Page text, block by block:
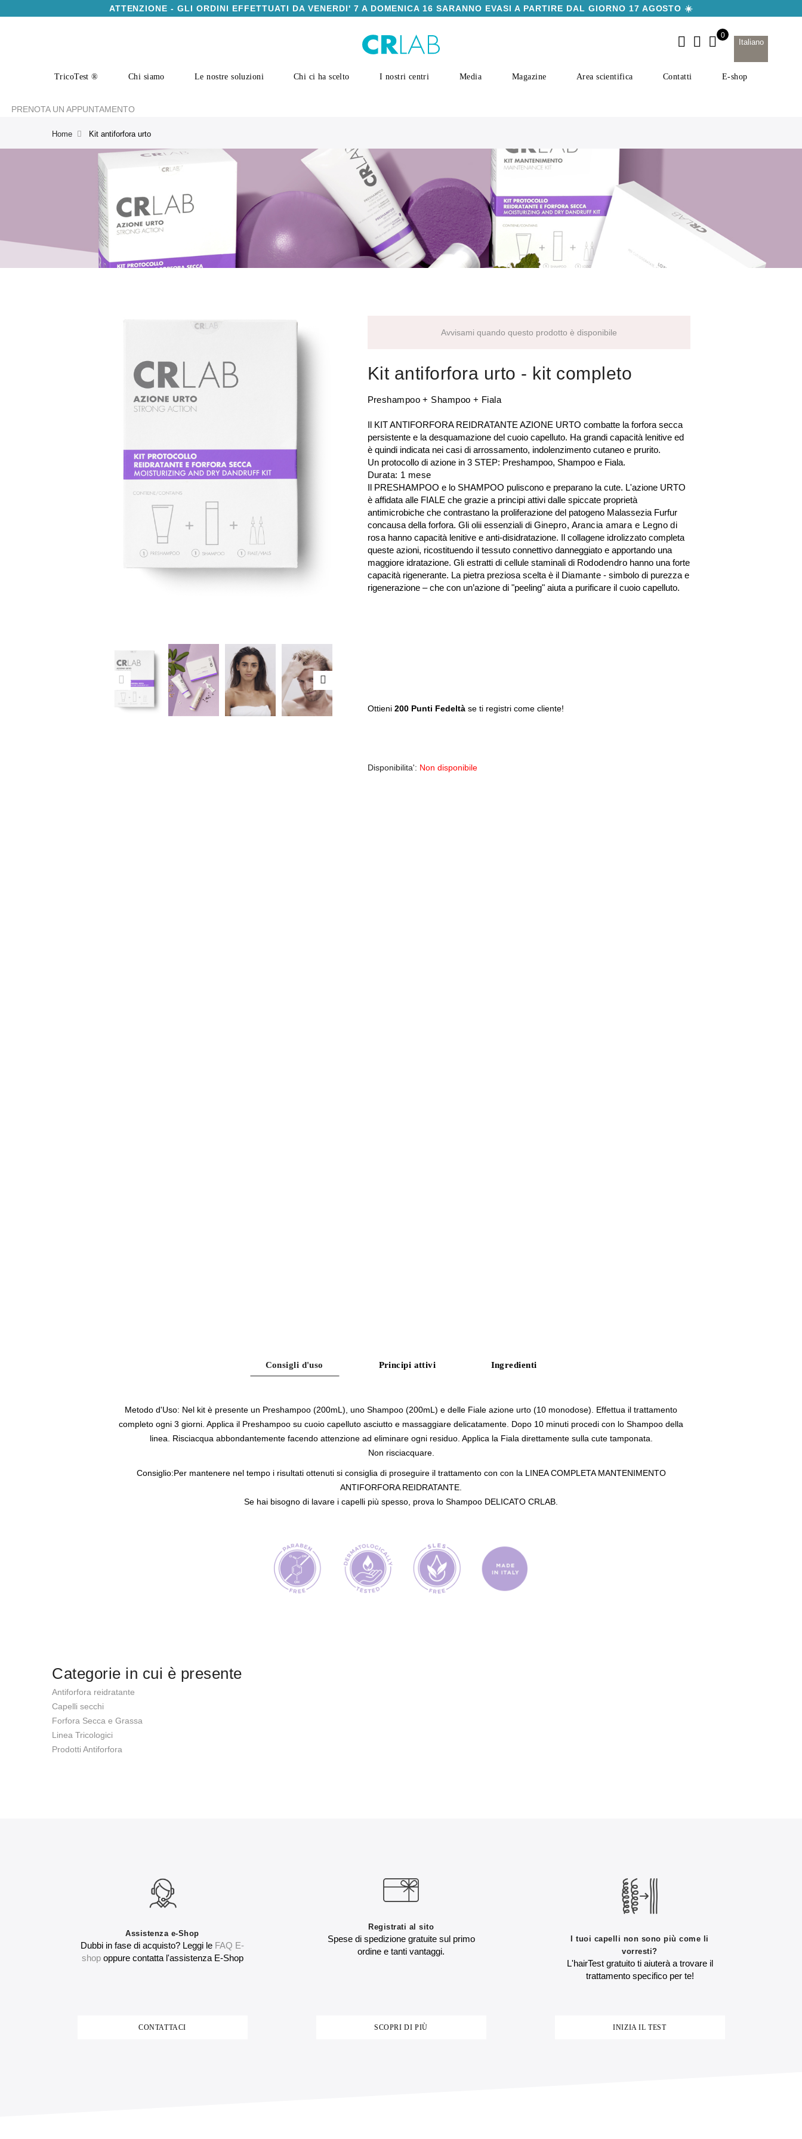
ATTENZIONE - GLI ORDINI EFFETTUATI DA VENERDI' 7 A DOMENICA 16 SARANNO EVASI A PARTIRE DAL GIORNO 17 AGOSTO ☀️
Italiano
TricoTest ® Chi siamo Le nostre soluzioni Chi ci ha scelto I nostri centri Media Magazine Area scientifica Contatti E-shop
PRENOTA UN APPUNTAMENTO
Home Kit antiforfora urto
Avvisami quando questo prodotto è disponibile
Kit antiforfora urto - kit completo
Preshampoo + Shampoo + Fiala
Il KIT ANTIFORFORA REIDRATANTE AZIONE URTO combatte la forfora secca
persistente e la desquamazione del cuoio capelluto. Ha grandi capacità lenitive ed
è quindi indicata nei casi di arrossamento, indolenzimento cutaneo e prurito.
Un protocollo di azione in 3 STEP: Preshampoo, Shampoo e Fiala.
Durata: 1 mese
Il PRESHAMPOO e lo SHAMPOO puliscono e preparano la cute. L'azione URTO
è affidata alle FIALE che grazie a principi attivi dalle spiccate proprietà
antimicrobiche che contrastano la proliferazione del patogeno Malassezia Furfur
concausa della forfora. Gli olii essenziali di Ginepro, Arancia amara e Legno di
rosa hanno capacità lenitive e anti-disidratazione. Il collagene idrolizzato completa
queste azioni, ricostituendo il tessuto connettivo danneggiato e apportando una
maggiore idratazione. Gli estratti di cellule staminali di Rododendro hanno una forte
capacità rigenerante. La pietra preziosa scelta è il Diamante - simbolo di purezza e
rigenerazione – che con un’azione di "peeling" aiuta a purificare il cuoio capelluto.
Ottieni 200 Punti Fedeltà se ti registri come cliente!
Disponibilita': Non disponibile
Consigli d'uso Principi attivi Ingredienti
Metodo d'Uso: Nel kit è presente un Preshampoo (200mL), uno Shampoo (200mL) e delle Fiale azione urto (10 monodose). Effettua il trattamento
completo ogni 3 giorni. Applica il Preshampoo su cuoio capelluto asciutto e massaggiare delicatamente. Dopo 10 minuti procedi con lo Shampoo della
linea. Risciacqua abbondantemente facendo attenzione ad eliminare ogni residuo. Applica la Fiala direttamente sulla cute tamponata.
Non risciacquare.
Consiglio:Per mantenere nel tempo i risultati ottenuti si consiglia di proseguire il trattamento con con la LINEA COMPLETA MANTENIMENTO
ANTIFORFORA REIDRATANTE
Se hai bisogno di lavare i capelli più spesso, prova lo Shampoo DELICATO CRLAB.
Categorie in cui è presente
Antiforfora reidratante
Capelli secchi
Forfora Secca e Grassa
Linea Tricologici
Prodotti Antiforfora
Assistenza e-Shop
Dubbi in fase di acquisto? Leggi le FAQ E-
shopoppure contatta l'assistenza E-Shop
CONTATTACI
Registrati al sito
Spese di spedizione gratuite sul primo
ordine e tanti vantaggi.
SCOPRI DI PIÙ
I tuoi capelli non sono più come li
vorresti?
L'hairTest gratuito ti aiuterà a trovare il
trattamento specifico per te!
INIZIA IL TEST